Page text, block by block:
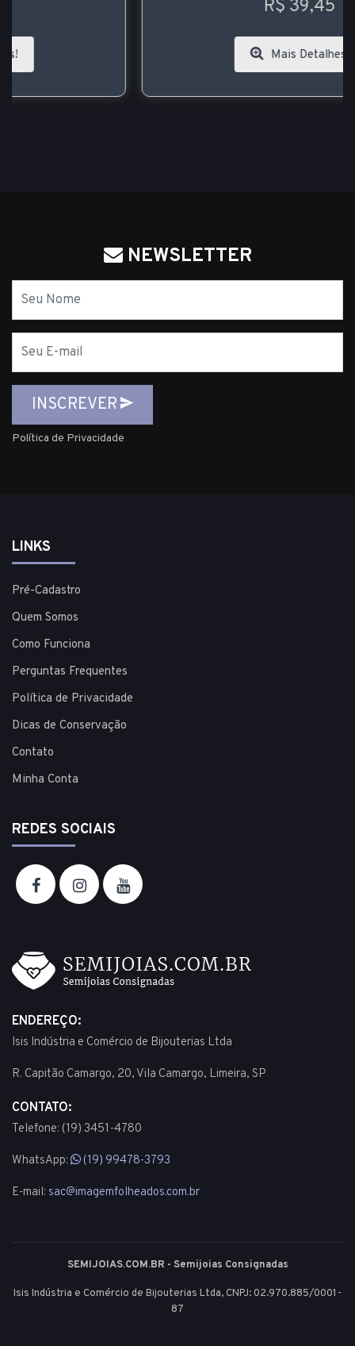
NEWSLETTER
mail
INSCREVER
Política de Privacidade
LINKS
Pré-Cadastro
Quem Somos
Como Funciona
Perguntas Frequentes
Política de Privacidade
Dicas de Conservação
Contato
Minha Conta
REDES SOCIAIS
ENDEREÇO:
Isis Indústria e Comércio de Bijouterias Ltda
R. Capitão Camargo, 20, Vila Camargo, Limeira, SP
CONTATO:
Telefone: (19) 3451-4780
WhatsApp: (19) 99478-3793
E-mail: sac@imagemfolheados.com.br
SEMIJOIAS.COM.BR - Semijoias Consignadas
Isis Indústria e Comércio de Bijouterias Ltda, CNPJ: 02.970.885/0001-
87